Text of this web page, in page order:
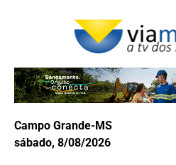
Campo Grande-MS
sábado, 8/08/2026